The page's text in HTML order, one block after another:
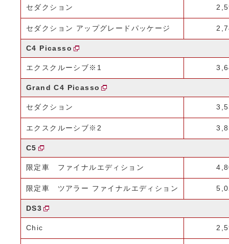
セダクション
セダクション アップグレードパッケージ
C4 Picasso
エクスクルーシブ※1
Grand C4 Picasso
セダクション
エクスクルーシブ※2
C5
限定車 ファイナルエディション
限定車 ツアラー ファイナルエディション
DS3
Chic